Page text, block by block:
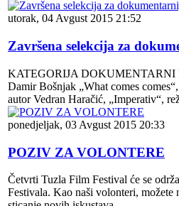
utorak, 04 Avgust 2015 21:52
Završena selekcija za
KATEGORIJA DOKUMENTARNI
Damir Bošnjak „What comes
autor Vedran Haračić, „Imperativ“,
ponedjeljak, 03 Avgust 2015 20:33
POZIV ZA VOLONTERE
Četvrti Tuzla Film Festival će se
Festivala. Kao naši volonteri, možete